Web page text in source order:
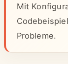
Mit
Probleme.